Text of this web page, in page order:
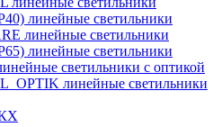
линейные светильники
линейные светильники
линейные светильники
светильники с оптикой
линейные светильники